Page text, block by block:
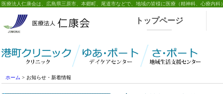
医療法人仁康会は、広島県三原市、本郷町、尾道市などで、地域の皆様に医療（精神科、心療内
トップページ
ホーム お知らせ・新着情報